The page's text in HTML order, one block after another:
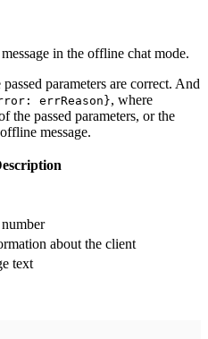
in the offline chat mode.
parameters are correct. And
errReason}, where
the passed parameters, or the
message.
about the client
text